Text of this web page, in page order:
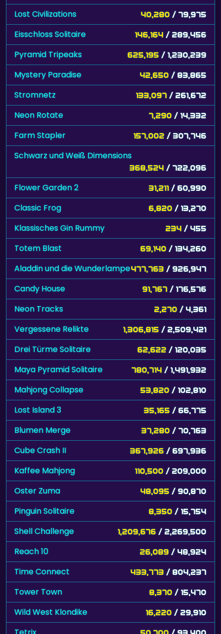
Lost Civilizations 40,280 / 79,975
Eisschloss Solitaire 146,164 / 289,456
Pyramid Tripeaks 625,195 / 1,230,239
Mystery Paradise 42,650 / 83,865
Stromnetz 133,097 / 261,672
Neon Rotate 7,290 / 14,332
Farm Stapler 157,002 / 307,746
Schwarz und Weiß Dimensions
368,524 / 722,096
Flower Garden 2 31,211 / 60,990
Classic Frog 6,820 / 13,270
Klassisches Gin Rummy 234 / 455
Totem Blast 69,140 / 134,260
Aladdin und die Wunderlampe477,763 / 926,947
Candy House 91,767 / 176,576
Neon Tracks 2,270 / 4,361
Vergessene Relikte 1,306,815 / 2,509,421
Drei Türme Solitaire 62,622 / 120,035
Maya Pyramid Solitaire 780,714 / 1,491,932
Mahjong Collapse 53,820 / 102,810
Lost Island 3 35,165 / 66,775
Blumen Merge 37,280 / 70,763
Cube Crash II 367,926 / 697,936
Kaffee Mahjong 110,500 / 209,000
Oster Zuma 48,095 / 90,870
Pinguin Solitaire 8,350 / 15,754
Shell Challenge 1,209,676 / 2,269,500
Reach 10 26,089 / 48,924
Time Connect 433,773 / 804,237
Tower Town 8,370 / 15,470
Wild West Klondike 16,220 / 29,910
50,700 / 93,400